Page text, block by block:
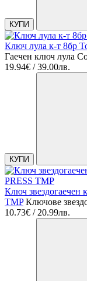
КУПИ
Ключ лула к-т 8бр
Гаечен ключ лула
19.94€ / 39.00лв.
КУПИ
Ключ звездогаечен
TMP Ключове
10.73€ / 20.99лв.